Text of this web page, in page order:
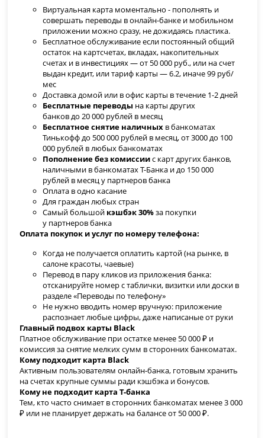
Виртуальная карта моментально - пополнять и
совершать переводы в онлайн-банке и мобильном
приложении можно сразу, не дожидаясь пластика.
Бесплатное обслуживание если постоянный общий
остаток на картсчетах, вкладах, накопительных
счетах и в инвестициях — от 50 000 руб., или на счет
выдан кредит, или тариф карты — 6.2, иначе 99 руб/
мес
Доставка домой или в офис карты в течение 1-2 дней
Бесплатные переводы на карты других
банковдо 20 000 рублей в месяц
Бесплатное снятие наличных в банкоматах
Тинькофф до 500 000 рублей в месяц, от 3000 до 100
000 рублей в любых банкоматах
Пополнение без комиссиис карт других банков,
наличными в банкоматах Т-Банка и до 150 000
рублей в месяц у партнеров банка
Оплата в одно касание
Для граждан любых стран
Самый большой кэшбэк 30%за покупки
у партнеров банка
Оплата покупок и услуг по номеру телефона:
Когда не получается оплатить картой (на рынке, в
салоне красоты, чаевые)
Перевод в пару кликов из приложения банка:
отсканируйте номер с таблички, визитки или доски в
разделе «Переводы по телефону»
Не нужно вводить номер вручную: приложение
распознает любые цифры, даже написаные от руки
Главный подвох карты Black
Платное обслуживание при остатке менее 50 000 ₽ и
комиссия за снятие мелких сумм в сторонних банкоматах.
Кому подходит карта Black
Активным пользователям онлайн-банка, готовым хранить
на счетах крупные суммы ради кэшбэка и бонусов.
Кому не подходит карта Т-банка
Тем, кто часто снимает в сторонних банкоматах менее 3 000
₽ или не планирует держать на балансе от 50 000 ₽.